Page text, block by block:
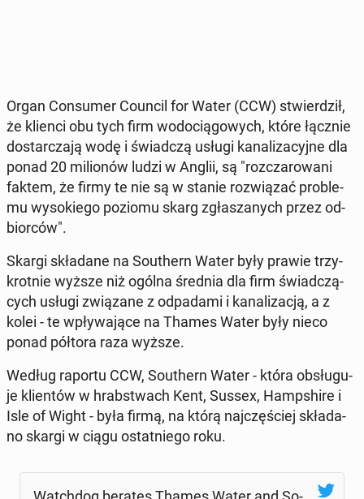
Organ Con­su­mer Council for Water (CCW) stwier­dził,
że klienci obu tych firm wo­do­cią­go­wych, które łącznie
do­star­cza­ją wodę i świad­czą usługi ka­na­li­za­cyj­ne dla
ponad 20 mi­lio­nów ludzi w Anglii, są "roz­cza­ro­wa­ni
faktem, że firmy te nie są w stanie roz­wią­zać pro­ble­
mu wy­so­kie­go poziomu skarg zgła­sza­nych przez od­
bior­ców".
Skargi skła­da­ne na So­uthern Water były prawie trzy­
krot­nie wyższe niż ogólna średnia dla firm świad­czą­
cych usługi zwią­za­ne z od­pa­da­mi i ka­na­li­za­cją, a z
kolei - te wpły­wa­ją­ce na Thames Water były nieco
ponad półtora raza wyższe.
Według raportu CCW, So­uthern Water - która ob­słu­gu­
je klien­tów w hrab­stwach Kent, Sussex, Hamp­shi­re i
Isle of Wight - była firmą, na którą naj­czę­ściej skła­da­
no skargi w ciągu ostat­nie­go roku.